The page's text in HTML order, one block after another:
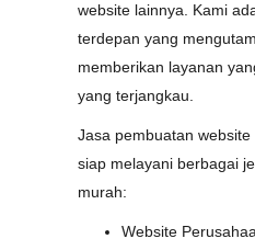
website lainnya. Kami
terdepan yang
memberikan layanan
yang terjangkau.
Jasa pembuatan
siap melayani berbagai
murah:
Website